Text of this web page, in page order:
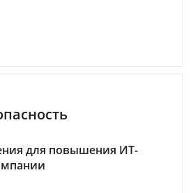
для повышения ИТ-